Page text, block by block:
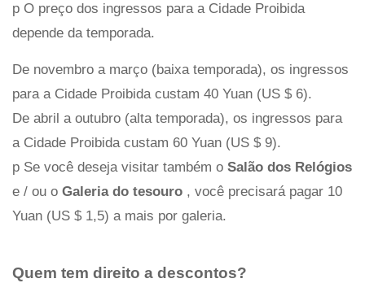
p O preço dos ingressos para a Cidade Proibida
depende da temporada.
De novembro a março (baixa temporada), os ingressos
para a Cidade Proibida custam 40 Yuan (US $ 6).
De abril a outubro (alta temporada), os ingressos para
a Cidade Proibida custam 60 Yuan (US $ 9).
p Se você deseja visitar também o Salão dos Relógios
e / ou o Galeria do tesouro , você precisará pagar 10
Yuan (US $ 1,5) a mais por galeria.
Quem tem direito a descontos?